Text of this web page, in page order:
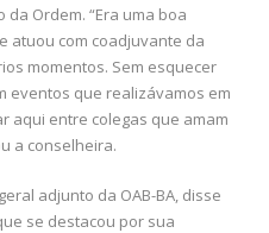
Ordem. “Era uma boa
atuou com coadjuvante da
momentos. Sem esquecer
eventos que realizávamos em
aqui entre colegas que amam
a conselheira.
adjunto da OAB-BA, disse
se destacou por sua